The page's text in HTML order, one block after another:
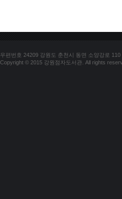
우편번호 24209 강원도 춘천시 동면 소양강로
Copyright © 2015 강원점자도서관. All rights